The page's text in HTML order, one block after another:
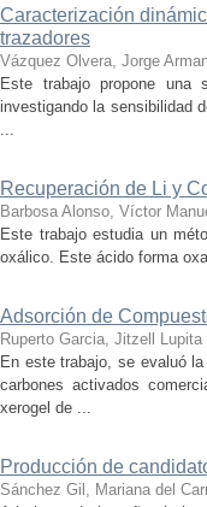
Caracterización
trazadores
Vázquez Olvera, Jorge
Este trabajo propone una
investigando la sensibilidad
...
Recuperación de Li y
Barbosa Alonso, Víctor
Este trabajo estudia un
oxálico. Este ácido forma
Adsorción de
Ruperto Garcia, Jitzell Lupita
En este trabajo, se evaluó
carbones activados
xerogel de ...
Producción de
Sánchez Gil, Mariana del